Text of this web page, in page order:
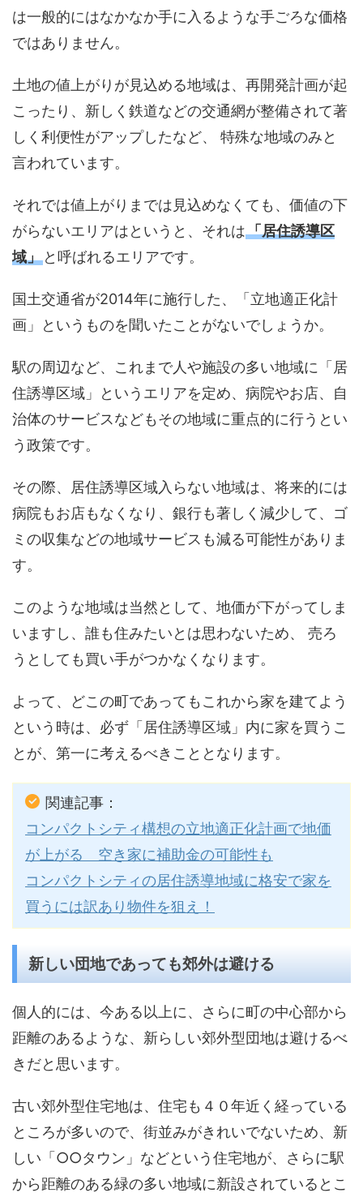
は一般的にはなかなか手に入るような手ごろな価格
ではありません。
土地の値上がりが見込める地域は、再開発計画が起
こったり、新しく鉄道などの交通網が整備されて著
しく利便性がアップしたなど、 特殊な地域のみと
言われています。
それでは値上がりまでは見込めなくても、価値の下
がらないエリアはというと、それは「居住誘導区
域」 と呼ばれるエリアです。
国土交通省が2014年に施行した、「立地適正化計
画」というものを聞いたことがないでしょうか。
駅の周辺など、これまで人や施設の多い地域に「居
住誘導区域」というエリアを定め、病院やお店、自
治体のサービスなどもその地域に重点的に行うとい
う政策です。
その際、居住誘導区域入らない地域は、将来的には
病院もお店もなくなり、銀行も著しく減少して、ゴ
ミの収集などの地域サービスも減る可能性がありま
す。
このような地域は当然として、地価が下がってしま
いますし、誰も住みたいとは思わないため、 売ろ
うとしても買い手がつかなくなります。
よって、どこの町であってもこれから家を建てよう
という時は、必ず「居住誘導区域」内に家を買うこ
とが、第一に考えるべきこととなります。
関連記事：
コンパクトシティ構想の立地適正化計画で地価
が上がる 空き家に補助金の可能性も
コンパクトシティの居住誘導地域に格安で家を
買うには訳あり物件を狙え！
新しい団地であっても郊外は避ける
個人的には、今ある以上に、さらに町の中心部から
距離のあるような、新らしい郊外型団地は避けるべ
きだと思います。
古い郊外型住宅地は、住宅も４０年近く経っている
ところが多いので、街並みがきれいでないため、新
しい「○○タウン」などという住宅地が、さらに駅
から距離のある緑の多い地域に新設されているとこ